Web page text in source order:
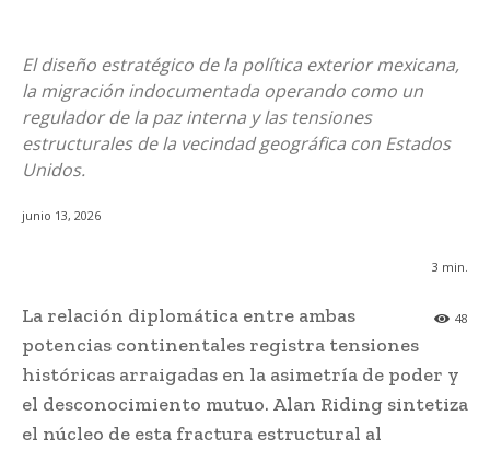
El diseño estratégico de la política exterior mexicana,
la migración indocumentada operando como un
regulador de la paz interna y las tensiones
estructurales de la vecindad geográfica con Estados
Unidos.
junio 13, 2026
3 min.
48
La relación diplomática entre ambas
potencias continentales registra tensiones
históricas arraigadas en la asimetría de poder y
el desconocimiento mutuo. Alan Riding sintetiza
el núcleo de esta fractura estructural al